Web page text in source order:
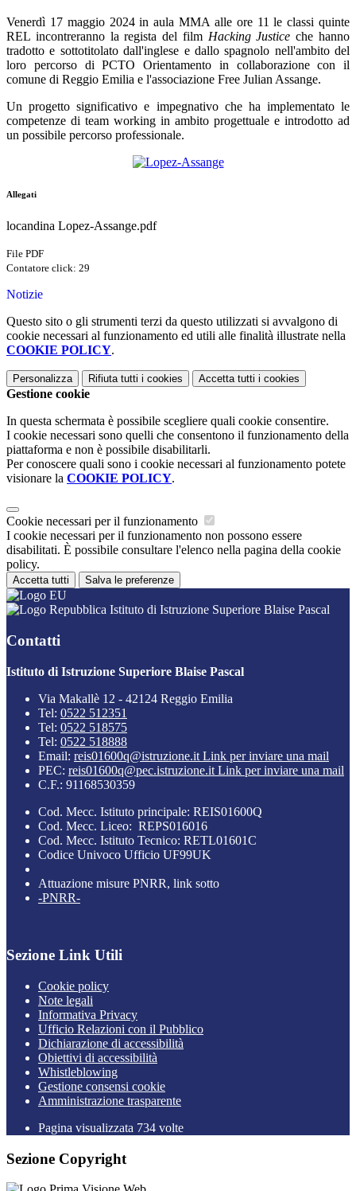
Venerdì 17 maggio 2024 in aula MMA alle ore 11 le classi quinte
REL incontreranno la regista del film Hacking Justice che hanno
tradotto e sottotitolato dall'inglese e dallo spagnolo nell'ambito del
loro percorso di PCTO Orientamento in collaborazione con il
comune di Reggio Emilia e l'associazione Free Julian Assange.
Un progetto significativo e impegnativo che ha implementato le
competenze di team working in ambito progettuale e introdotto ad
un possibile percorso professionale.
Allegati
locandina Lopez-Assange.pdf
File PDF
Contatore click: 29
Notizie
Questo sito o gli strumenti terzi da questo utilizzati si avvalgono di
cookie necessari al funzionamento ed utili alle finalità illustrate nella
COOKIE POLICY.
Personalizza Rifiuta tutti i cookies Accetta tutti i cookies
Gestione cookie
In questa schermata è possibile scegliere quali cookie consentire.
I cookie necessari sono quelli che consentono il funzionamento della
piattaforma e non è possibile disabilitarli.
Per conoscere quali sono i cookie necessari al funzionamento potete
visionare la COOKIE POLICY.
Cookie necessari per il funzionamento
I cookie necessari per il funzionamento non possono essere
disabilitati. È possibile consultare l'elenco nella pagina della cookie
policy.
Accetta tutti Salva le preferenze
Istituto di Istruzione Superiore Blaise Pascal
Contatti
Istituto di Istruzione Superiore Blaise Pascal
Via Makallè 12 - 42124 Reggio Emilia
Tel: 0522 512351
Tel: 0522 518575
Tel: 0522 518888
Email: reis01600q@istruzione.it Link per inviare una mail
PEC: reis01600q@pec.istruzione.it Link per inviare una mail
C.F.: 91168530359
Cod. Mecc. Istituto principale: REIS01600Q
Cod. Mecc. Liceo: REPS016016
Cod. Mecc. Istituto Tecnico: RETL01601C
Codice Univoco Ufficio UF99UK
Attuazione misure PNRR, link sotto
-PNRR-
Sezione Link Utili
Cookie policy
Note legali
Informativa Privacy
Ufficio Relazioni con il Pubblico
Dichiarazione di accessibilità
Obiettivi di accessibilità
Whistleblowing
Gestione consensi cookie
Amministrazione trasparente
Pagina visualizzata 734 volte
Sezione Copyright